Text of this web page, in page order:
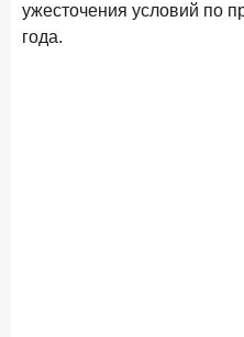
По итогам июня 2026 года
составил 1 166,4 млрд руб.
ужесточения условий по
года.